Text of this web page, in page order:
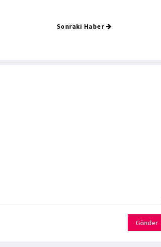
Sonraki Haber
Gönder